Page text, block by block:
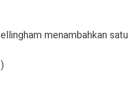
menambahkan satu